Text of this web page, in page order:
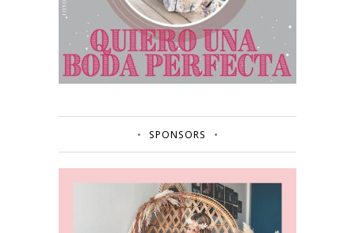
SPONSORS